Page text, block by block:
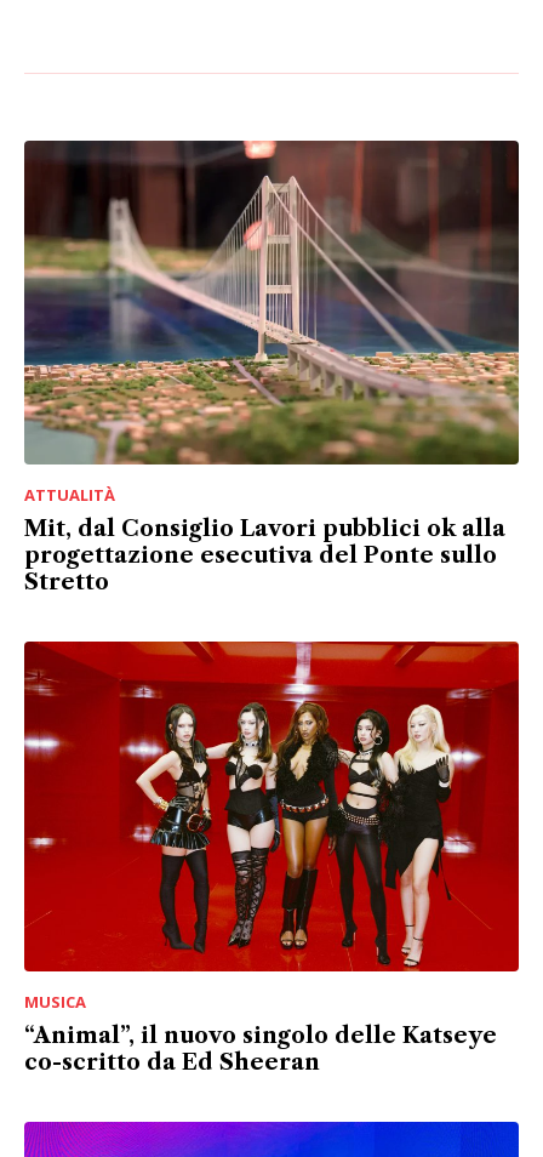
ATTUALITÀ
Mit, dal Consiglio Lavori pubblici ok alla
progettazione esecutiva del Ponte sullo
Stretto
MUSICA
“Animal”, il nuovo singolo delle Katseye
co-scritto da Ed Sheeran